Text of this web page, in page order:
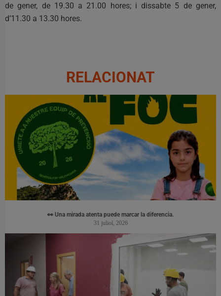
de gener, de 19.30 a 21.00 hores; i dissabte 5 de gener,
d’11.30 a 13.30 hores.
RELACIONAT
👀 Una mirada atenta puede marcar la diferencia.
31 juliol, 2026